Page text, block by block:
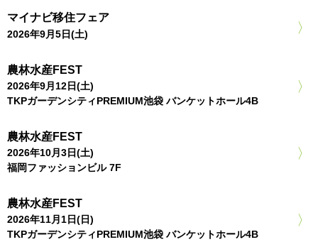
マイナビ移住フェア
2026年9月5日(土)
農林水産FEST
2026年9月12日(土)
TKPガーデンシティPREMIUM池袋 バンケットホール4B
農林水産FEST
2026年10月3日(土)
福岡ファッションビル 7F
農林水産FEST
2026年11月1日(日)
TKPガーデンシティPREMIUM池袋 バンケットホール4B